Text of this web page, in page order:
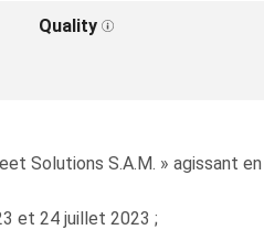
Quality
Solutions S.A.M. » agissant
et 24 juillet 2023 ;